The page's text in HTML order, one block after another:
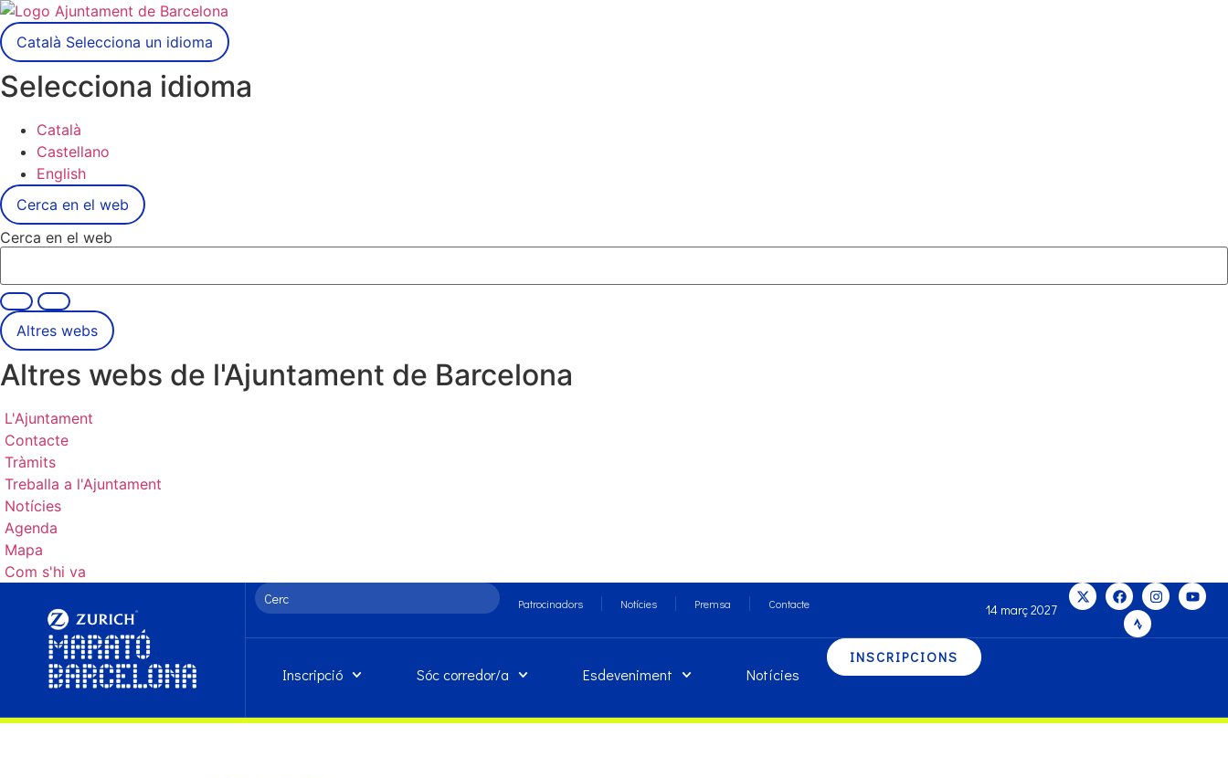
Català Selecciona un idioma
Selecciona idioma
Català
Castellano
English
Cerca en el web
Cerca en el web
Altres webs
Altres webs de l'Ajuntament de Barcelona
L'Ajuntament
Contacte
Tràmits
Treballa a l'Ajuntament
Notícies
Agenda
Mapa
Com s'hi va
Patrocinadors Notícies Premsa Contacte 14 març 2027
Inscripció Sóc corredor/a Esdeveniment Notícies
INSCRIPCIONS